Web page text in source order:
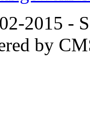
2015 -
by